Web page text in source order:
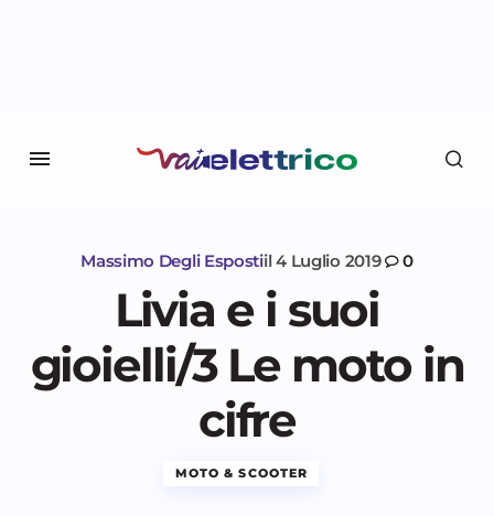
Massimo Degli Espostiil 4 Luglio 2019 0
Livia e i suoi
gioielli/3 Le moto in
cifre
MOTO & SCOOTER